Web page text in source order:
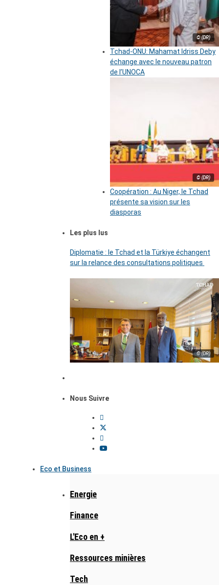
© (DR)
Tchad-ONU: Mahamat Idriss Deby
échange avec le nouveau patron
de l’UNOCA
© (DR)
Coopération : Au Niger, le Tchad
présente sa vision sur les
diasporas
Les plus lus
Diplomatie : le Tchad et la Türkiye échangent
sur la relance des consultations politiques
© (DR)
Nous Suivre
Eco et Business
Energie
Finance
L'Eco en +
Ressources minières
Tech